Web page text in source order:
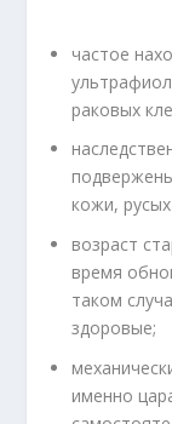
частое
раковых
кожи,
возраст
время
таком
здоровые;
именно